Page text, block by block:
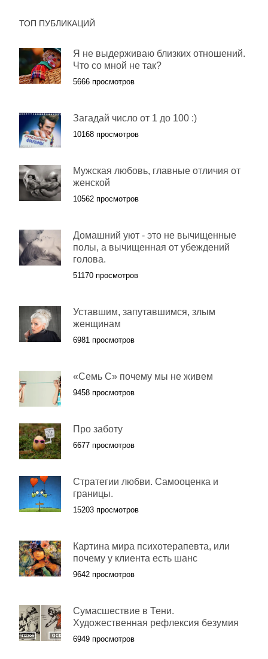
ТОП ПУБЛИКАЦИЙ
Я не выдерживаю близких отношений.
Что со мной не так?
5666 просмотров
Загадай число от 1 до 100 :)
10168 просмотров
Мужская любовь, главные отличия от
женской
10562 просмотров
Домашний уют - это не вычищенные
полы, а вычищенная от убеждений
голова.
51170 просмотров
Уставшим, запутавшимся, злым
женщинам
6981 просмотров
«Семь С» почему мы не живем
9458 просмотров
Про заботу
6677 просмотров
Стратегии любви. Самооценка и
границы.
15203 просмотров
Картина мира психотерапевта, или
почему у клиента есть шанс
9642 просмотров
Сумасшествие в Тени.
Художественная рефлексия безумия
6949 просмотров